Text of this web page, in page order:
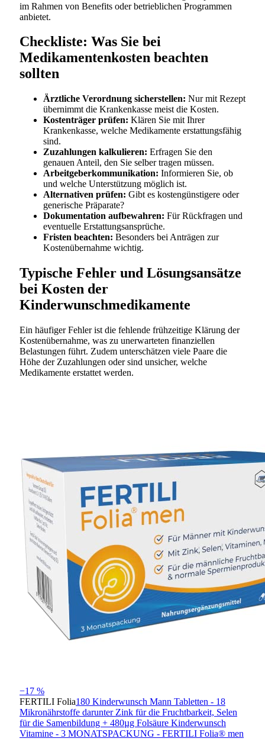
im Rahmen von Benefits oder betrieblichen Programmen
anbietet.
Checkliste: Was Sie bei
Medikamentenkosten beachten
sollten
Ärztliche Verordnung sicherstellen: Nur mit Rezept
übernimmt die Krankenkasse meist die Kosten.
Kostenträger prüfen: Klären Sie mit Ihrer
Krankenkasse, welche Medikamente erstattungsfähig
sind.
Zuzahlungen kalkulieren: Erfragen Sie den
genauen Anteil, den Sie selber tragen müssen.
Arbeitgeberkommunikation: Informieren Sie, ob
und welche Unterstützung möglich ist.
Alternativen prüfen: Gibt es kostengünstigere oder
generische Präparate?
Dokumentation aufbewahren: Für Rückfragen und
eventuelle Erstattungsansprüche.
Fristen beachten: Besonders bei Anträgen zur
Kostenübernahme wichtig.
Typische Fehler und Lösungsansätze
bei Kosten der
Kinderwunschmedikamente
Ein häufiger Fehler ist die fehlende frühzeitige Klärung der
Kostenübernahme, was zu unerwarteten finanziellen
Belastungen führt. Zudem unterschätzen viele Paare die
Höhe der Zuzahlungen oder sind unsicher, welche
Medikamente erstattet werden.
−17 %
FERTILI Folia180 Kinderwunsch Mann Tabletten - 18
Mikronährstoffe darunter Zink für die Fruchtbarkeit, Selen
für die Samenbildung + 480µg Folsäure Kinderwunsch
Vitamine - 3 MONATSPACKUNG - FERTILI Folia® men